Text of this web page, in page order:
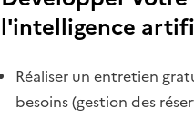
l'intelligence
Réaliser un entretien
besoins (gestion des